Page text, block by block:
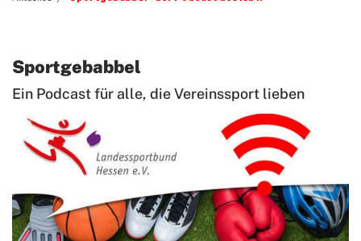
Sportgebabbel
Ein Podcast für alle, die Vereinssport lieben
Sport- und Spielfest 2026 - Sport und Spiel ohne Grenzen
News aus den Abteilungen
Social-Media-News
Zwiebelmarkt 2025
Sportgebabbel - der Podcast des lsb h
Newsletter